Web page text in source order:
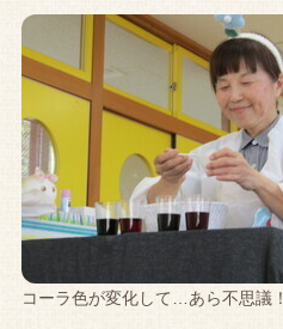
コーラ色が変化して…あら不思議！